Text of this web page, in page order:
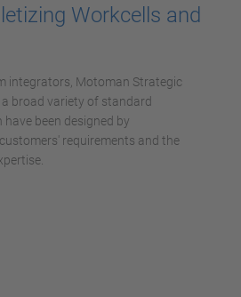
Akzeptieren
Platform
Workcells and
integrators, Motoman Strategic
broad variety of standard
been designed by
requirements and the